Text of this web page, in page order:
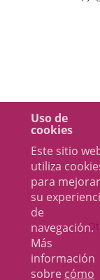
Uso de
cookies
Este sitio
utiliza
para mejorar
su
de
navegación.
Más
información
sobre cómo